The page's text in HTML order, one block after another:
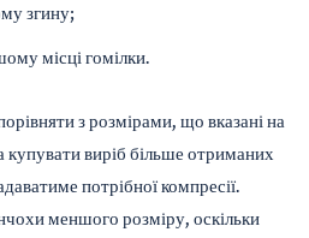
згину;
місці гомілки.
з розмірами, що вказані на
виріб більше отриманих
потрібної компресії.
меншого розміру, оскільки